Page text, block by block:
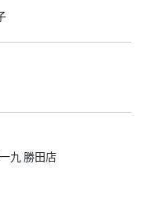
九 勝田店